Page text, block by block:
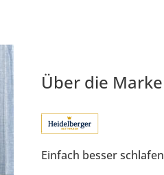
Über die Marke
Einfach besser schlafen